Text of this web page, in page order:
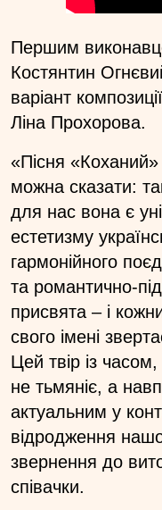
Першим
Костянтин
варіант
Ліна Прохорова.
«Пісня
можна сказати:
для нас вона є
естетизму
гармонійного
та романтично-
присвята – і
свого імені
Цей твір із
не тьмяніє, а
актуальним у
відродження
звернення до
співачки.